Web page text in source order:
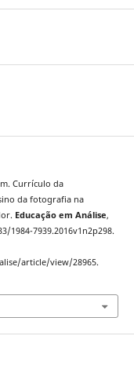
Currículo da
da fotografia na
Educação em Análise,
1984-7939.2016v1n2p298.
article/view/28965.